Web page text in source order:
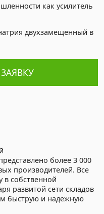
как усилитель
двухзамещенный в
более 3 000
производителей. Все
в собственной
развитой сети складов
быструю и надежную